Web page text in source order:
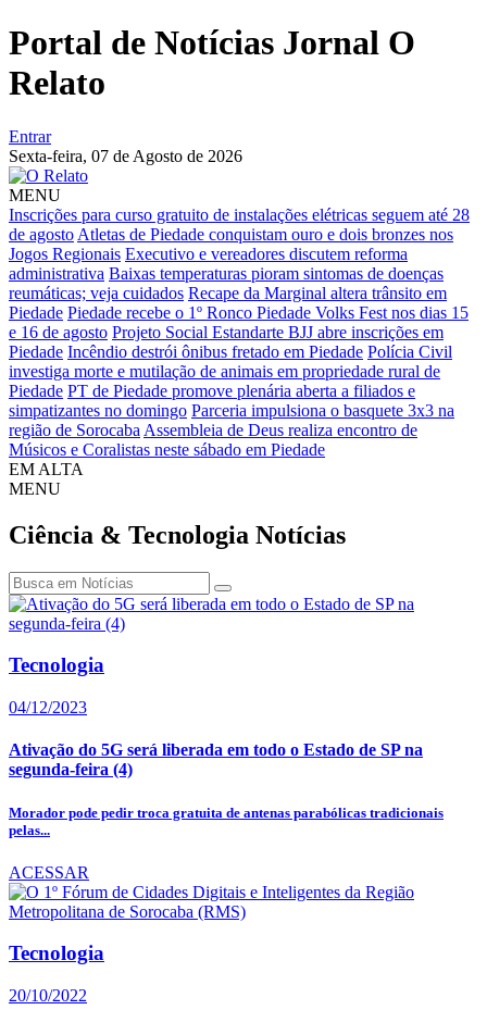
Portal de Notícias Jornal O
Relato
Entrar
Sexta-feira, 07 de Agosto de 2026
MENU
Inscrições para curso gratuito de instalações elétricas seguem até 28
de agosto Atletas de Piedade conquistam ouro e dois bronzes nos
Jogos Regionais Executivo e vereadores discutem reforma
administrativa Baixas temperaturas pioram sintomas de doenças
reumáticas; veja cuidados Recape da Marginal altera trânsito em
Piedade Piedade recebe o 1º Ronco Piedade Volks Fest nos dias 15
e 16 de agosto Projeto Social Estandarte BJJ abre inscrições em
Piedade Incêndio destrói ônibus fretado em Piedade Polícia Civil
investiga morte e mutilação de animais em propriedade rural de
Piedade PT de Piedade promove plenária aberta a filiados e
simpatizantes no domingo Parceria impulsiona o basquete 3x3 na
região de Sorocaba Assembleia de Deus realiza encontro de
Músicos e Coralistas neste sábado em Piedade
EM ALTA
MENU
Ciência & Tecnologia Notícias
Tecnologia
04/12/2023
Ativação do 5G será liberada em todo o Estado de SP na
segunda-feira (4)
Morador pode pedir troca gratuita de antenas parabólicas tradicionais
pelas...
ACESSAR
Tecnologia
20/10/2022